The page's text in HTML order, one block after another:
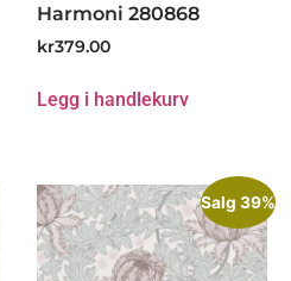
Harmoni 280868
kr379.00
Legg i handlekurv
Salg 39%